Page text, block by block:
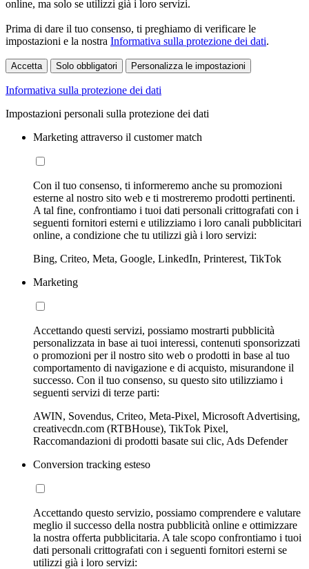
online, ma solo se utilizzi già i loro servizi.
Prima di dare il tuo consenso, ti preghiamo di verificare le
impostazioni e la nostra Informativa sulla protezione dei dati.
Accetta Solo obbligatori Personalizza le impostazioni
Informativa sulla protezione dei dati
Impostazioni personali sulla protezione dei dati
Marketing attraverso il customer match
Con il tuo consenso, ti informeremo anche su promozioni
esterne al nostro sito web e ti mostreremo prodotti pertinenti.
A tal fine, confrontiamo i tuoi dati personali crittografati con i
seguenti fornitori esterni e utilizziamo i loro canali pubblicitari
online, a condizione che tu utilizzi già i loro servizi:
Bing, Criteo, Meta, Google, LinkedIn, Printerest, TikTok
Marketing
Accettando questi servizi, possiamo mostrarti pubblicità
personalizzata in base ai tuoi interessi, contenuti sponsorizzati
o promozioni per il nostro sito web o prodotti in base al tuo
comportamento di navigazione e di acquisto, misurandone il
successo. Con il tuo consenso, su questo sito utilizziamo i
seguenti servizi di terze parti:
AWIN, Sovendus, Criteo, Meta-Pixel, Microsoft Advertising,
creativecdn.com (RTBHouse), TikTok Pixel,
Raccomandazioni di prodotti basate sui clic, Ads Defender
Conversion tracking esteso
Accettando questo servizio, possiamo comprendere e valutare
meglio il successo della nostra pubblicità online e ottimizzare
la nostra offerta pubblicitaria. A tale scopo confrontiamo i tuoi
dati personali crittografati con i seguenti fornitori esterni se
utilizzi già i loro servizi: